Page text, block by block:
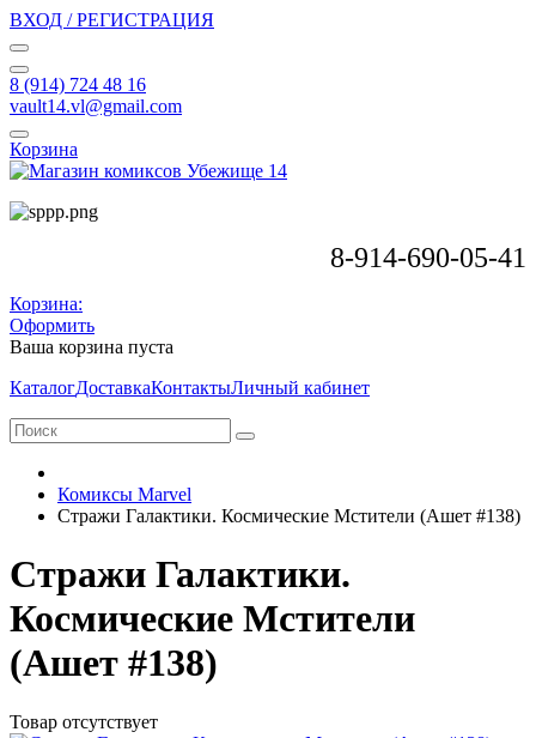
ВХОД / РЕГИСТРАЦИЯ
8 (914) 724 48 16
vault14.vl@gmail.com
Корзина
8-914-690-05-41
Корзина:
Оформить
Ваша корзина пуста
КаталогДоставкаКонтактыЛичный кабинет
Комиксы Marvel
Стражи Галактики. Космические Мстители (Ашет #138)
Стражи Галактики.
Космические Мстители
(Ашет #138)
Товар отсутствует